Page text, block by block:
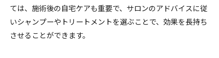
ては、施術後の自宅ケアも重要で、サロンのアドバイスに従
いシャンプーやトリートメントを選ぶことで、効果を長持ち
させることができます。